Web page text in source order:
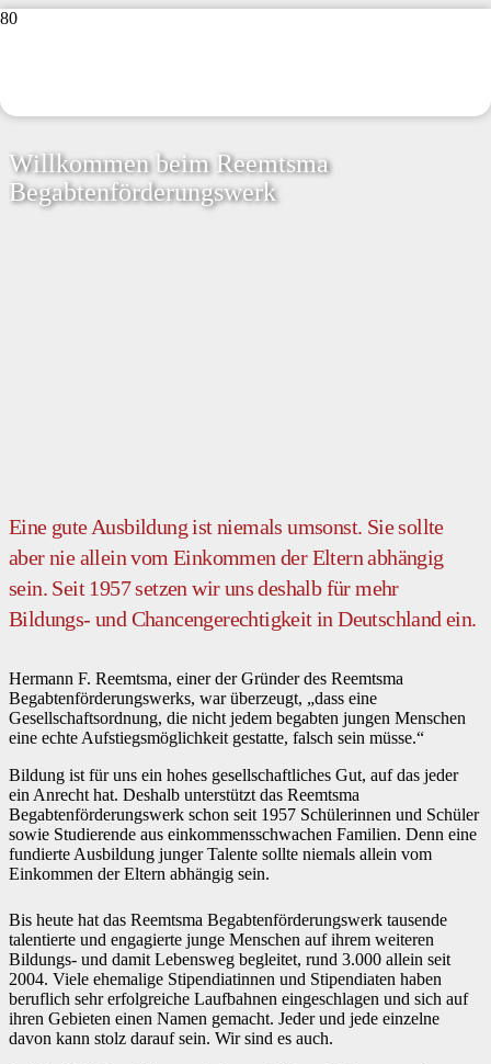
Willkommen beim Reemtsma
Begabtenförderungswerk
Eine gute Ausbildung ist niemals umsonst. Sie sollte
aber nie allein vom Einkommen der Eltern abhängig
sein. Seit 1957 setzen wir uns deshalb für mehr
Bildungs- und Chancengerechtigkeit in Deutschland ein.
Hermann F. Reemtsma, einer der Gründer des Reemtsma
Begabtenförderungswerks, war überzeugt, „dass eine
Gesellschaftsordnung, die nicht jedem begabten jungen Menschen
eine echte Aufstiegsmöglichkeit gestatte, falsch sein müsse.“
Bildung ist für uns ein hohes gesellschaftliches Gut, auf das jeder
ein Anrecht hat. Deshalb unterstützt das Reemtsma
Begabtenförderungswerk schon seit 1957 Schülerinnen und Schüler
sowie Studierende aus einkommensschwachen Familien. Denn eine
fundierte Ausbildung junger Talente sollte niemals allein vom
Einkommen der Eltern abhängig sein.
Bis heute hat das Reemtsma Begabtenförderungswerk tausende
talentierte und engagierte junge Menschen auf ihrem weiteren
Bildungs- und damit Lebensweg begleitet, rund 3.000 allein seit
2004. Viele ehemalige Stipendiatinnen und Stipendiaten haben
beruflich sehr erfolgreiche Laufbahnen eingeschlagen und sich auf
ihren Gebieten einen Namen gemacht. Jeder und jede einzelne
davon kann stolz darauf sein. Wir sind es auch.